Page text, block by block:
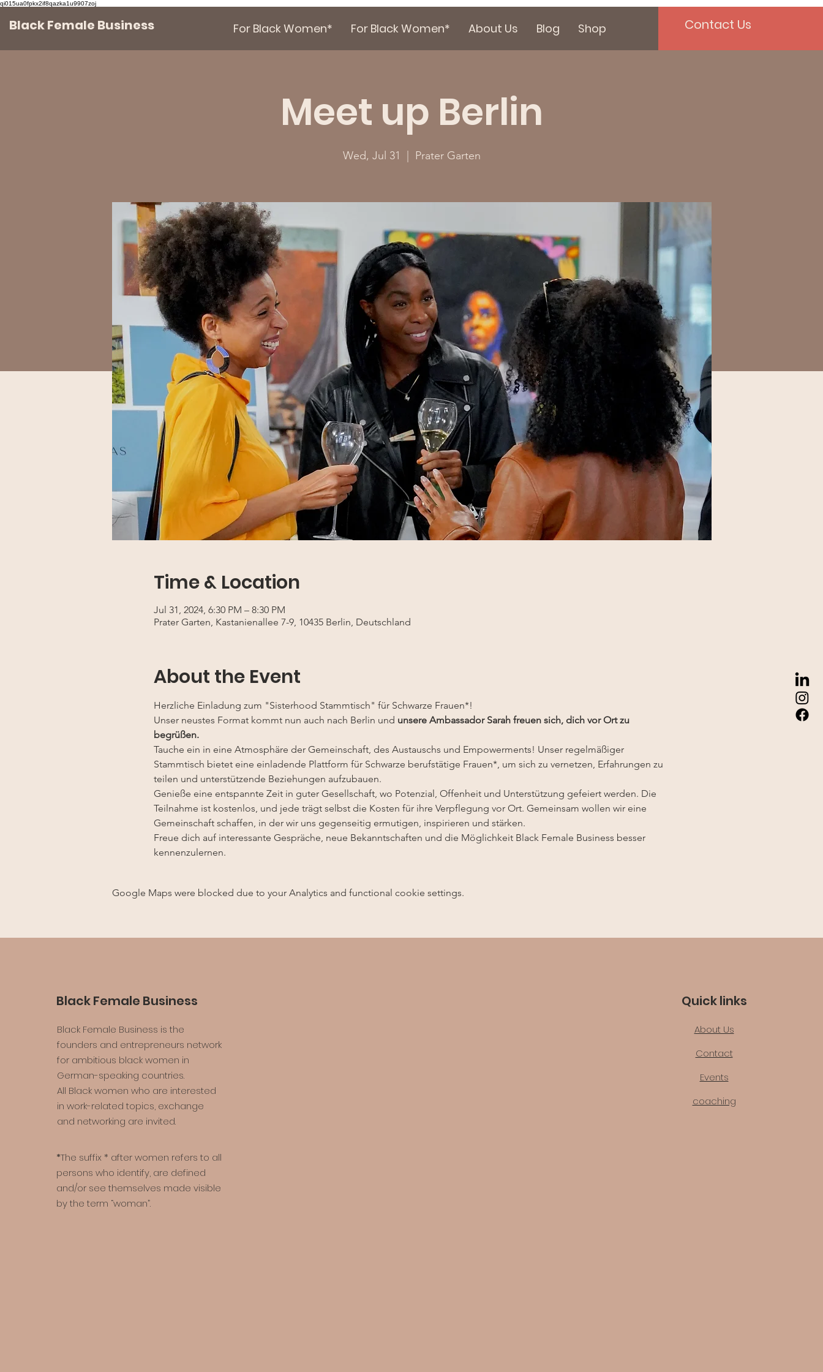
qi015ua0fpkx2if8qazka1u9907zoj
Black Female Business For Black Women* For Black Women* About Us Blog Shop Contact Us
Meet up Berlin
Wed, Jul 31 Prater Garten
Time & Location
Jul 31, 2024, 6:30 PM – 8:30 PM
Prater Garten, Kastanienallee 7-9, 10435 Berlin, Deutschland
About the Event
Herzliche Einladung zum "Sisterhood Stammtisch" für Schwarze Frauen*!
Unser neustes Format kommt nun auch nach Berlin und unsere Ambassador Sarah freuen sich, dich vor Ort zu
begrüßen.
Tauche ein in eine Atmosphäre der Gemeinschaft, des Austauschs und Empowerments! Unser regelmäßiger
Stammtisch bietet eine einladende Plattform für Schwarze berufstätige Frauen*, um sich zu vernetzen, Erfahrungen zu
teilen und unterstützende Beziehungen aufzubauen.
Genieße eine entspannte Zeit in guter Gesellschaft, wo Potenzial, Offenheit und Unterstützung gefeiert werden. Die
Teilnahme ist kostenlos, und jede trägt selbst die Kosten für ihre Verpflegung vor Ort. Gemeinsam wollen wir eine
Gemeinschaft schaffen, in der wir uns gegenseitig ermutigen, inspirieren und stärken.
Freue dich auf interessante Gespräche, neue Bekanntschaften und die Möglichkeit Black Female Business besser
kennenzulernen.
Google Maps were blocked due to your Analytics and functional cookie settings.
Black Female Business
Black Female Business is the
founders and entrepreneurs network
for ambitious black women in
German-speaking countries.
All Black women who are interested
in work-related topics, exchange
and networking are invited.
*The suffix * after women refers to all
persons who identify, are defined
and/or see themselves made visible
by the term “woman”.
Quick links
About Us
Contact
Events
coaching